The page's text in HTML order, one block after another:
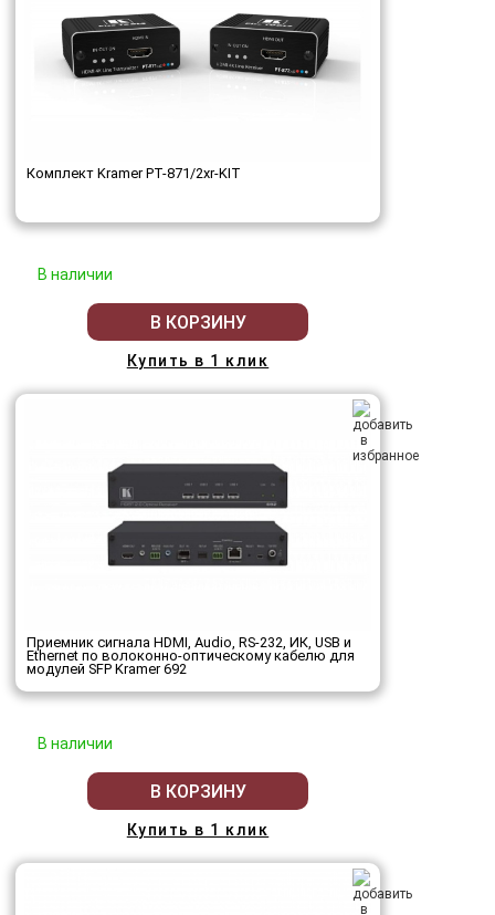
Комплект Kramer PT-871/2xr-KIT
В наличии
В КОРЗИНУ
Купить в 1 клик
Приемник сигнала HDMI, Audio, RS-232, ИК, USB и
Ethernet по волоконно-оптическому кабелю для
модулей SFP Kramer 692
В наличии
В КОРЗИНУ
Купить в 1 клик